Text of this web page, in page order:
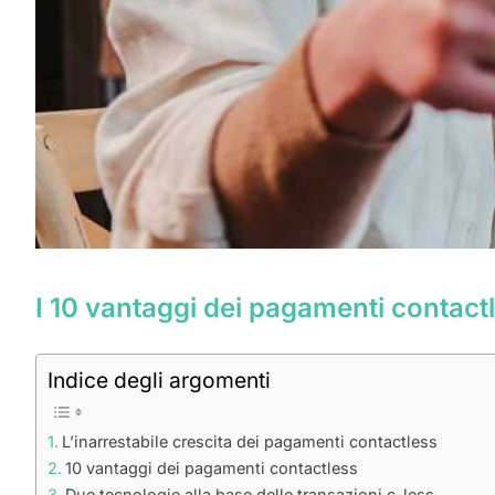
I 10 vantaggi dei pagamenti
Indice degli argomenti
L’inarrestabile crescita dei pagamenti contactless
10 vantaggi dei pagamenti contactless